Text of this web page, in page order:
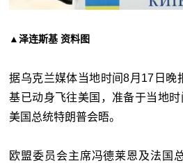
▲泽连斯基 资料图
据乌克兰媒体当地时间8月17日晚
基已动身飞往美国，准备于当地
美国总统特朗普会晤。
欧盟委员会主席冯德莱恩及法国